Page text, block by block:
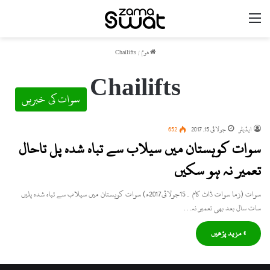
ھوم /
Chailifts
Chailifts سوات کی خبریں
ایڈیٹر جولائی 15, 2017 652
سوات کوہستان میں سیلاب سے تباہ شدہ پل تاحال
تعمیر نہ ہو سکیں
سوات (زما سوات ڈاٹ کام ۔15جولائی2017ء) سوات کوہستان میں سیلاب سے تباہ شدہ پلیں
سات سال بعد بھی تعمیر نہ…
» مزید پڑھیں